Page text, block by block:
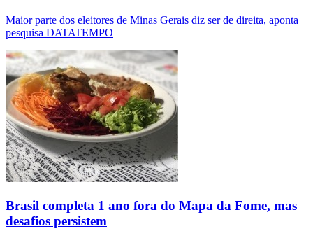
Maior parte dos eleitores de Minas Gerais diz ser de direita, aponta
pesquisa DATATEMPO
Brasil completa 1 ano fora do Mapa da Fome, mas
desafios persistem